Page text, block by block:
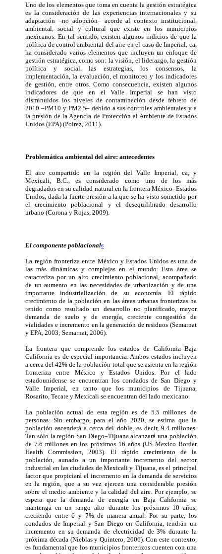
Uno de los elementos que toma en cuenta la gestión estratégica
es la consideración de las experiencias internacionales y su
adaptación –no adopción– acorde al contexto institucional,
ambiental, social y cultural que existe en los municipios
mexicanos. En tal sentido, existen algunos indicios de que la
política de control ambiental del aire en el caso de Imperial, ca,
ha considerado varios elementos que incluyen un enfoque de
gestión estratégica, como son: la visión, el liderazgo, la gestión
política y social, las estrategias, los consensos, la
implementación, la evaluación, el monitoreo y los indicadores
de gestión, entre otros. Como consecuencia, existen algunos
indicadores de que en el Valle Imperial se han visto
disminuidos los niveles de contaminación desde febrero de
2010 –PM10 y PM2.5– debido a sus controles ambientales y a
la presión de la Agencia de Protección al Ambiente de Estados
Unidos (EPA) (Poirez, 2011).
Problemática ambiental del aire: antecedentes
El aire compartido en la región del Valle Imperial, ca, y
Mexicali, B.C., es considerado como uno de los más
degradados en su calidad natural en la frontera México–Estados
Unidos, dada la fuerte presión a la que se ha visto sometido por
el crecimiento poblacional y el desequilibrado desarrollo
urbano (Corona y Rojas, 2009).
El componente poblacional6
La región fronteriza entre México y Estados Unidos es una de
las más dinámicas y complejas en el mundo. Esta área se
caracteriza por un alto crecimiento poblacional, acompañado
de un aumento en las necesidades de urbanización y de una
importante industrialización de su economía. El rápido
crecimiento de la población en las áreas urbanas fronterizas ha
tenido como resultado un desarrollo no planificado, mayor
demanda de suelo y de energía, creciente congestión de
vialidades e incremento en la generación de residuos (Semarnat
y EPA, 2003; Semarnat, 2006).
La frontera que comprende los estados de California–Baja
California es de especial importancia. Ambos estados incluyen
a cerca del 42% de la población total que se asienta en la región
fronteriza entre México y Estados Unidos. Por el lado
estadounidense se encuentran los condados de San Diego y
Valle Imperial, en tanto que los municipios de Tijuana,
Rosarito, Tecate y Mexicali se encuentran del lado mexicano.
La población actual de esta región es de 5.5 millones de
personas. Sin embargo, para el año 2020, se estima que la
población ascenderá a cerca del doble, es decir, 9.4 millones.
Tan sólo la región San Diego–Tijuana alcanzará una población
de 7.6 millones en los próximos 16 años (US Mexico Border
Health Commission, 2003). El rápido crecimiento de la
población, aunado a un importante incremento del sector
industrial en las ciudades de Mexicali y Tijuana, es el principal
factor que propiciará el incremento en la demanda de servicios
en la región, que a su vez ejercen una considerable presión
sobre el medio ambiente y la calidad del aire. Por ejemplo, se
espera que la demanda de energía en Baja California se
mantenga en un rango alto durante los próximos 10 años,
creciendo entre 6 y 7% de manera anual. Por su parte, los
condados de Imperial y San Diego en California, tendrán un
incremento en su demanda de electricidad de 3% durante la
próxima década (Nieblas y Quintero, 2006). Con este contexto,
es fundamental que los municipios fronterizos cuenten con una